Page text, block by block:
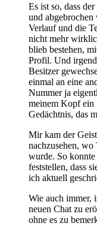
Es ist so, dass
und
Verlauf und die
nicht mehr
blieb bestehen,
Profil. Und
Besitzer
einmal an eine
Nummer ja
meinem Kopf ein
Gedächtnis, das
Mir kam der
nachzusehen, wo
wurde. So
feststellen, dass
ich aktuell
Wie auch immer,
neuen Chat zu
ohne es zu